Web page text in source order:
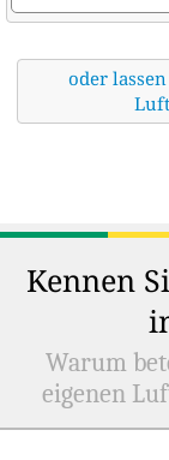
oder
Kennen
Warum
eigenen